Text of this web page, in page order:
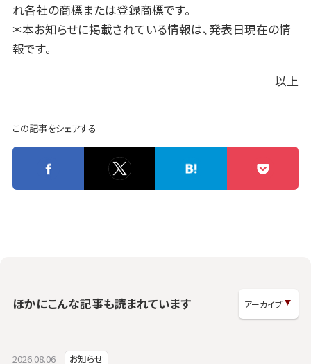
れ各社の商標または登録商標です。
＊本お知らせに掲載されている情報は、発表日現在の情
報です。
以上
この記事をシェアする
ほかにこんな記事も読まれています
2026.08.06 お知らせ